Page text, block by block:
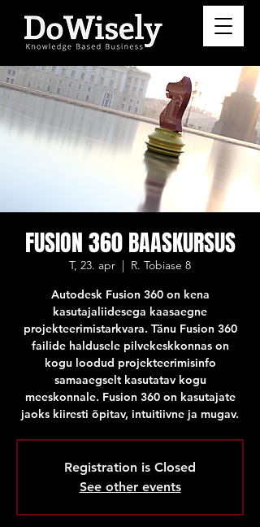
FUSION 360 BAASKURSUS
T, 23. apr
  |
R. Tobiase 8
Autodesk Fusion 360 on kena
kasutajaliidesega kaasaegne
projekteerimistarkvara. Tänu Fusion 360
failide haldusele pilvekeskkonnas on
kogu loodud projekteerimisinfo
samaaegselt kasutatav kogu
meeskonnale. Fusion 360 on kasutajate
jaoks kiiresti õpitav, intuitiivne ja mugav.
Registration is Closed
See other events